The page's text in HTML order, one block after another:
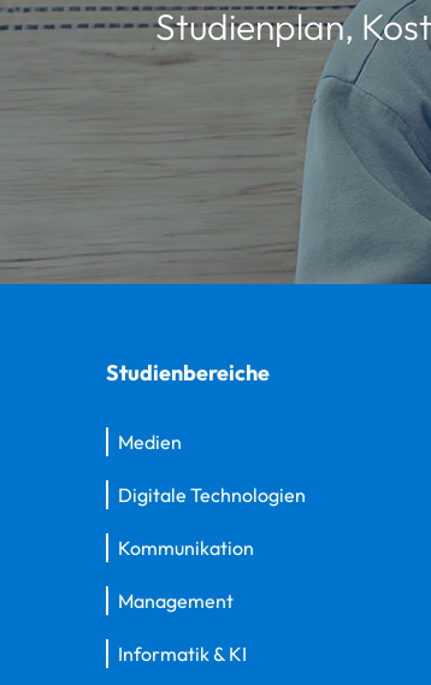
Studienplan,
Studienbereiche
Medien
Digitale Technologien
Kommunikation
Management
Informatik & KI